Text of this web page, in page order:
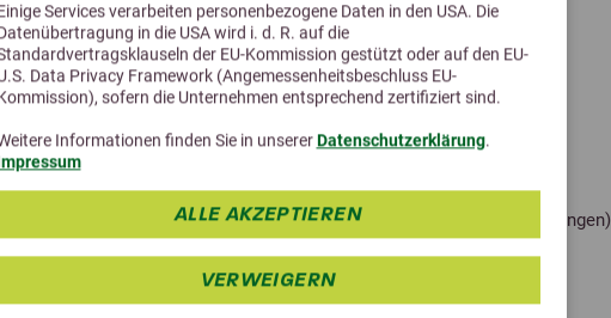
Services verarbeiten personenbezogene Daten in den USA. Die
in die USA wird i. d. R. auf die
der EU-Kommission gestützt oder auf den EU-
Data Privacy Framework (Angemessenheitsbeschluss EU-
sofern die Unternehmen entsprechend zertifiziert sind.
Informationen finden Sie in unsererDatenschutzerklärung.
ALLE AKZEPTIEREN
VERWEIGERN
4,4 (34 Bewertungen)
Agrobs Stroh
Futterstroh
4,5 (105 Bewertungen)
Agrobs AlpenHeu
Entstaubtes Heu